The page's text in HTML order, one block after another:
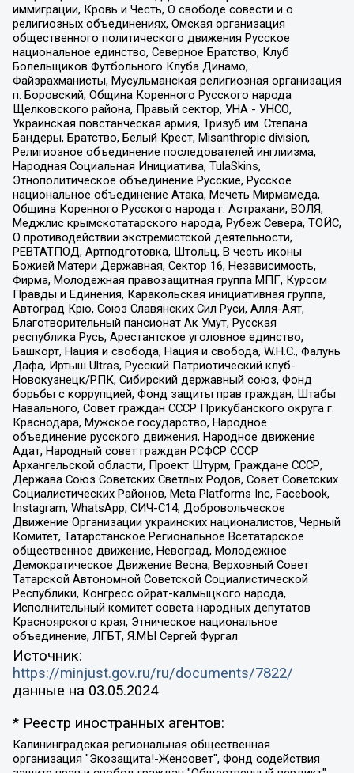
иммиграции, Кровь и Честь, О свободе совести и о
религиозных объединениях, Омская организация
общественного политического движения Русское
национальное единство, Северное Братство, Клуб
Болельщиков Футбольного Клуба Динамо,
Файзрахманисты, Мусульманская религиозная организация
п. Боровский, Община Коренного Русского народа
Щелковского района, Правый сектор, УНА - УНСО,
Украинская повстанческая армия, Тризуб им. Степана
Бандеры, Братство, Белый Крест, Misanthropic division,
Религиозное объединение последователей инглиизма,
Народная Социальная Инициатива, TulaSkins,
Этнополитическое объединение Русские, Русское
национальное объединение Атака, Мечеть Мирмамеда,
Община Коренного Русского народа г. Астрахани, ВОЛЯ,
Меджлис крымскотатарского народа, Рубеж Севера, ТОЙС,
О противодействии экстремистской деятельности,
РЕВТАТПОД, Артподготовка, Штольц, В честь иконы
Божией Матери Державная, Сектор 16, Независимость,
Фирма, Молодежная правозащитная группа МПГ, Курсом
Правды и Единения, Каракольская инициативная группа,
Автоград Крю, Союз Славянских Сил Руси, Алля-Аят,
Благотворительный пансионат Ак Умут, Русская
республика Русь, Арестантское уголовное единство,
Башкорт, Нация и свобода, Нация и свобода, W.H.С., Фалунь
Дафа, Иртыш Ultras, Русский Патриотический клуб-
Новокузнецк/РПК, Сибирский державный союз, Фонд
борьбы с коррупцией, Фонд защиты прав граждан, Штабы
Навального, Совет граждан СССР Прикубанского округа г.
Краснодара, Мужское государство, Народное
объединение русского движения, Народное движение
Адат, Народный совет граждан РСФСР СССР
Архангельской области, Проект Штурм, Граждане СССР,
Держава Союз Советских Светлых Родов, Совет Советских
Социалистических Районов, Meta Platforms Inc, Facebook,
Instagram, WhatsApp, СИЧ-С14, Добровольческое
Движение Организации украинских националистов, Черный
Комитет, Татарстанское Региональное Всетатарское
общественное движение, Невоград, Молодежное
Демократическое Движение Весна, Верховный Совет
Татарской Автономной Советской Социалистической
Республики, Конгресс ойрат-калмыцкого народа,
Исполнительный комитет совета народных депутатов
Красноярского края, Этническое национальное
объединение, ЛГБТ, Я.МЫ Сергей Фургал
Источник:
https://minjust.gov.ru/ru/documents/7822/
данные на 03.05.2024
* Реестр иностранных агентов:
Калининградская региональная общественная организация "Экозащита!-Женсовет", Фонд содействия защите прав и свобод граждан "Общественный вердикт", Фонд "Институт Развития Свободы Информации", Частное учреждение "Информационное агентство МЕМО. РУ", Региональная общественная организация "Общественная комиссия по сохранению наследия академика Сахарова", Фонд поддержки свободы прессы, Санкт-Петербургская общественная правозащитная организация "Гражданский контроль", Межрегиональная общественная организация "Информационно-просветительский центр "Мемориал", Региональный Фонд "Центр Защиты Прав Средств Массовой Информации", с 05.12.2023 Фонд "Центр Защиты Прав Средств массовой информации", Региональная общественная благотворительная организация помощи беженцам и мигрантам "Гражданское содействие", Негосударственное образовательное учреждение дополнительного профессионального образования (повышение квалификации) специалистов "АКАДЕМИЯ ПО ПРАВАМ ЧЕЛОВЕКА", Свердловская региональная общественная организация "Сутяжник", Автономная некоммерческая организация "Центр независимых социологических исследований", Союз общественных объединений "Российский исследовательский центр по правам человека", Региональное общественное учреждение научно-информационный центр "МЕМОРИАЛ", Некоммерческая организация "Фонд защиты гласности", Автономная некоммерческая организация "Институт прав человека", Городская общественная организация "Екатеринбургское общество "МЕМОРИАЛ", Городская общественная организация "Рязанское историко-просветительское и правозащитное общество "Мемориал" (Рязанский Мемориал), Челябинский региональный орган общественной самодеятельности – женское общественное объединение "Женщины Евразии", Челябинский региональный орган общественной самодеятельности "Уральская правозащитная группа", Фонд содействия защите здоровья и социальной справедливости имени Андрея Рылькова, Автономная Некоммерческая Организация "Аналитический Центр Юрия Левады", Автономная некоммерческая организация социальной поддержки населения "Проект Апрель", Региональная общественная организация помощи женщинам и детям, находящимся в кризисной ситуации "Информационно-методический центр "Анна", Фонд содействия развитию массовых коммуникаций и правовому просвещению "Так-так-Так", Фонд содействия устойчивому развитию "Серебряная тайга", Свердловский региональный общественный фонд социальных проектов "Новое время", "Idel.Реалии", Кавказ.Реалии, Крым.Реалии, Телеканал Настоящее Время, Татаро-башкирская служба Радио Свобода (Azatliq Radiosi), Радио Свободная Европа/Радио Свобода (PCE/PC), "Сибирь.Реалии", "Фактограф", Благотворительный фонд помощи осужденным и их семьям, Автономная некоммерческая организация "Институт глобализации и социальных движений", Фонд "В защиту прав заключенных", Частное учреждение "Центр поддержки и содействия развитию средств массовой информации", Пензенский региональный общественный благотворительный фонд "Гражданский союз", "Север.Реалии", Некоммерческая организация Фонд "Правовая инициатива", Общество с ограниченной ответственностью "Радио Свободная Европа/Радио Свобода", Чешское информационное агентство "MEDIUM-ORIENT", Красноярская региональная общественная организация "Мы против СПИДа", Камалягин Денис Николаевич, Маркелов Сергей Евгеньевич, Пономарев Лев Александрович, Савицкая Людмила Алексеевна, Автономная некоммерческая организация "Центр по работе с проблемой насилия "НАСИЛИЮ.НЕТ", Межрегиональный профессиональный союз работников здравоохранения "Альянс врачей", Юридическое лицо, зарегистрированное в Латвийской Республике, SIA "Medusa Project" (регистрационный номер 40103797863, дата регистрации 10.06.2014), Некоммерческая организация "Фонд по борьбе с коррупцией", Автономная некоммерческая организация "Институт права и публичной политики", Баданин Роман Сергеевич, Гликин Максим Александрович, Железнова Мария Михайловна, Лукьянова Юлия Сергеевна, Маетная Елизавета Витальевна, Маняхин Петр Борисович, Чуракова Ольга Владимировна, Ярош Юлия Петровна, Юридическое лицо "The Insider SIA", зарегистрированное в Риге, Латвийская Республика (дата регистрации 26.06.2015), являющееся администратором доменного имени интернет-издания "The Insider SIA", https://theins.ru, Постернак Алексей Евгеньевич, Рубин Михаил Аркадьевич, Анин Роман Александрович, Юридическое лицо Istories fonds, зарегистрированное в Латвийской Республике (регистрационный номер 50008295751, дата регистрации 24.02.2020), Великовский Дмитрий Александрович, Долинина Ирина Николаевна, Мароховская Алеся Алексеевна, Шлейнов Роман Юрьевич, Шмагун Олеся Валентиновна, Общество с ограниченной ответственностью "Альтаир 2021", Общество с ограниченной ответственностью "Вега 2021", Общество с ограниченной ответственностью "Главный редактор 2021", Общество с ограниченной ответственностью "Ромашки монолит", Важенков Артем Валерьевич, Ивановская областная общественная организация "Центр гендерных исследований", Гурман Юрий Альбертович, Медиапроект "ОВД-Инфо", Егоров Владимир Владимирович, Жилинский Владимир Александрович, Общество с ограниченной ответственностью "ЗП", Иванова София Юрьевна, Карезина Инна Павловна, Кильтау Екатерина Викторовна, Петров Алексей Викторович, Пискунов Сергей Евгеньевич, Смирнов Сергей Сергеевич, Тихонов Михаил Сергеевич, Общество с ограниченной ответственностью "ЖУРНАЛИСТ-ИНОСТРАННЫЙ АГЕНТ", Арапова Галина Юрьевна, Вольтская Татьяна Анатольевна, Американская компания "Mason G.E.S. Anonymous Foundation" (США), являющаяся владельцем интернет-издания https://mnews.world/, Компания "Stichting Bellingcat", зарегистрированная в Нидерландах (дата регистрации 11.07.2018), Захаров Андрей Вячеславович, Клепиковская Екатерина Дмитриевна, Общество с ограниченной ответственностью "МЕМО", Перл Роман Александрович, Симонов Евгений Алексеевич, Соловьева Елена Анатольевна, Сотников Даниил Владимирович, Сурначева Елизавета Дмитриевна, Автономная некоммерческая организация по защите прав человека и информированию населения "Якутия – Наше Мнение", Общество с ограниченной ответственностью "Москоу диджитал медиа", с 26.01.2023 Общество с ограниченной ответственностью "Чайка Белые сады", Ветошкина Валерия Валерьевна, Заговора Максим Александрович, Межрегиональное общественное движение "Российская ЛГБТ - сеть", Оленичев Максим Владимирович, Павлов Иван Юрьевич, Скворцова Елена Сергеевна, Общество с ограниченной ответственностью "Как бы инагент", Кочетков Игорь Викторович, Общество с ограниченной ответственностью "Честные выборы", Еланчик Олег Александрович, Общество с ограниченной ответственностью "Нобелевский призыв", Гималова Регина Эмилевна, Григорьев Андрей Валерьевич, Григорьева Алина Александровна, Ассоциация по содействию защите прав призывников, альтернативнослужащих и военнослужащих "Правозащитная группа "Гражданин.Армия.Право", Хисамова Регина Фаритовна, Автономная некоммерческая организация по реализации социально-правовых программ "Лилит", Дальневосточное общественное движение "Маяк", Санкт-Петербургская ЛГБТ-инициативная группа "Выход", Инициативная группа ЛГБТ+ "Реверс", Алексеев Андрей Викторович, Бекбулатова Таисия Львовна, Беляев Иван Михайлович, Владыкина Елена Сергеевна, Гельман Марат Александрович, Никульшина Вероника Юрьевна, Толоконникова Надежда Андреевна, Шендерович Виктор Анатольевич, Общество с ограниченной ответственностью "Данное сообщение", Общество с ограниченной ответственностью Издательский дом "Новая глава", Айнбиндер Александра Александровна, Московский комьюнити-центр для ЛГБТ+инициатив, Благотворительный фонд развития филантропии, Deutsche Welle (Германия, Kurt-Schumacher-Strasse 3, 53113 Bonn), Борзунова Мария Михайловна, Воробьев Виктор Викторович, Голубева Анна Львовна, Константинова Алла Михайловна, Малкова Ирина Владимировна, Мурадов Мурад Абдулгалимович, Осетинская Елизавета Николаевна, Понасенков Евгений Николаевич, Ганапольский Матвей Юрьевич, Киселев Евгений Алексеевич, Борухович Ирина Григорьевна, Дремин Иван Тимофеевич, Дубровский Дмитрий Викторович, Красноярская региональная общественная организация поддержки и развития альтернативных образовательных технологий и межкультурных коммуникаций "ИНТЕРРА", Маяковская Екатерина Алексеевна, Фейгин Марк Захарович, Филимонов Андрей Викторович, Дзугкоева Регина Николаевна, Доброхотов Роман Александрович, Дудь Юрий Александрович, Елкин Сергей Владимирович, Кругликов Кирилл Игоревич, Сабунаева Мария Леонидовна, Семенов Алексей Владимирович, Шаинян Карен Багратович, Шульман Екатерина Михайловна, Асафьев Артур Валерьевич, Вахштайн Виктор Семенович, Венедиктов Алексей Алексеевич, Лушникова Екатерина Евгеньевна, Волков Леонид Михайлович, Невзоров Александр Глебович, Пархоменко Сергей Борисович, Сироткин Ярослав Николаевич, Кара-Мурза Владимир Владимирович, Баранова Наталья Владимировна, Гозман Леонид Яковлевич, Кагарлицкий Борис Юльевич, Климарев Михаил Валерьевич, Милов Владимир Станиславович, Автономная некоммерческая организация Краснодарский центр современного искусства "Типография", Моргенштерн Алишер Тагирович, Соболь Любовь Эдуардовна, Общество с ограниченной ответственностью "ЛИЗА НОРМ", Каспаров Гарри Кимович, Ходорковский Михаил Борисович, Общество с ограниченной ответственностью "Апрельские тезисы", Данилович Ирина Брониславовна, Кашин Олег Владимирович, Петров Николай Владимирович, Пивоваров Алексей Владимирович, Соколов Михаил Владимирович, Цветкова Юлия Владимировна, Чичваркин Евгений Александрович, Комитет против пыток/Команда против пыток, Общество с ограниченной ответственностью "Первый научный", Общество с ограниченной ответственностью "Вертолет и ко", Белоцерковская Вероника Борисовна, Кац Максим Евгеньевич, Лазарева Татьяна Юрьевна, Шаведдинов Руслан Табризович, Яшин Илья Валерьевич, Общество с ограниченной ответственностью "Иноагент ААВ", Алешковский Дмитрий Петрович, Альбац Евгения Марковна, Быков Дмитрий Львович, Галямина Юлия Евгеньевна, Лойко Сергей Леонидович, Мартынов Кирилл Константинович, Медведев Сергей Александрович, Крашенинников Федор Геннадиевич, Гордеева Катерина Вл